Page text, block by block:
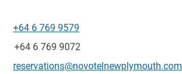
전화
+64 6 769 9579
팩스
+64 6 769 9072
E-mail
reservations@novotelnewplymouth.com